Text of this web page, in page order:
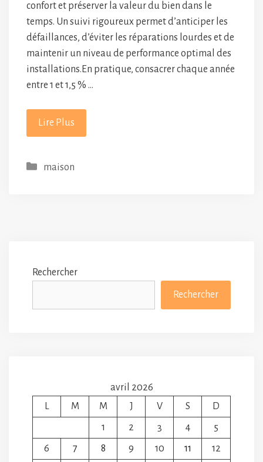
confort et préserver la valeur du bien dans le
temps. Un suivi rigoureux permet d’anticiper les
défaillances, d’éviter les réparations lourdes et de
maintenir un niveau de performance optimal des
installations.En pratique, consacrer chaque année
entre 1 et 1,5 % …
Lire Plus
Catégories
maison
Rechercher
Rechercher
avril 2026
L
M M J V S
D
1
2 3 4
5
6
7 8 9 10 11
12